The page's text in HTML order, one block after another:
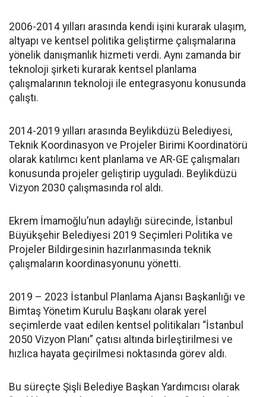
2006-2014 yılları arasında kendi işini kurarak ulaşım,
altyapı ve kentsel politika geliştirme çalışmalarına
yönelik danışmanlık hizmeti verdi. Aynı zamanda bir
teknoloji şirketi kurarak kentsel planlama
çalışmalarının teknoloji ile entegrasyonu konusunda
çalıştı.
2014-2019 yılları arasında Beylikdüzü Belediyesi,
Teknik Koordinasyon ve Projeler Birimi Koordinatörü
olarak katılımcı kent planlama ve AR-GE çalışmaları
konusunda projeler geliştirip uyguladı. Beylikdüzü
Vizyon 2030 çalışmasında rol aldı.
Ekrem İmamoğlu’nun adaylığı sürecinde, İstanbul
Büyükşehir Belediyesi 2019 Seçimleri Politika ve
Projeler Bildirgesinin hazırlanmasında teknik
çalışmaların koordinasyonunu yönetti.
2019 – 2023 İstanbul Planlama Ajansı Başkanlığı ve
Bimtaş Yönetim Kurulu Başkanı olarak yerel
seçimlerde vaat edilen kentsel politikaları “İstanbul
2050 Vizyon Planı” çatısı altında birleştirilmesi ve
hızlıca hayata geçirilmesi noktasında görev aldı.
Bu süreçte Şişli Belediye Başkan Yardımcısı olarak